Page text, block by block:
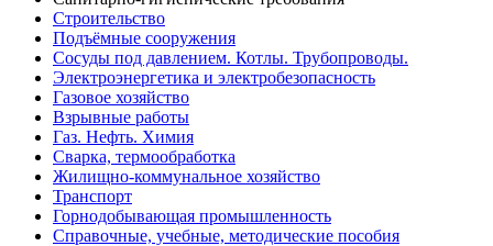
Строительство
Подъёмные сооружения
Сосуды под давлением. Котлы. Трубопроводы.
Электроэнергетика и электробезопасность
Газовое хозяйство
Взрывные работы
Газ. Нефть. Химия
Сварка, термообработка
Жилищно-коммунальное хозяйство
Транспорт
Горнодобывающая промышленность
Справочные, учебные, методические пособия